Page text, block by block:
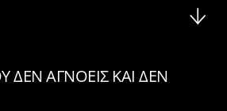
ΔΕΝ ΑΓΝΟΕΙΣ ΚΑΙ ΔΕΝ